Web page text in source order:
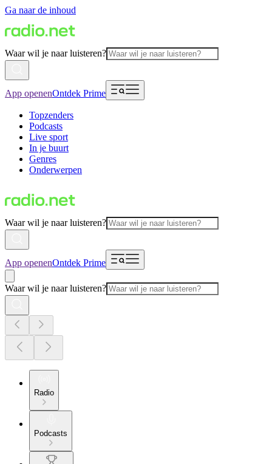
Ga naar de inhoud
Waar wil je naar luisteren?
App openenOntdek Prime
Topzenders
Podcasts
Live sport
In je buurt
Genres
Onderwerpen
Waar wil je naar luisteren?
App openenOntdek Prime
Waar wil je naar luisteren?
Radio
Podcasts